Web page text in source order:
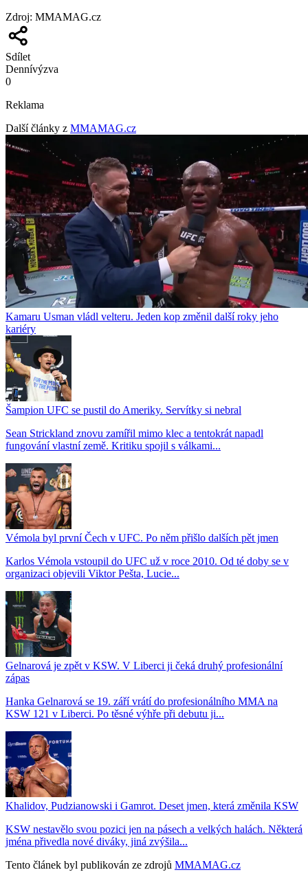
Zdroj: MMAMAG.cz
Sdílet
Dennívýzva
0
Reklama
Další články z MMAMAG.cz
Kamaru Usman vládl velteru. Jeden kop změnil další roky jeho
kariéry
Šampion UFC se pustil do Ameriky. Servítky si nebral
Sean Strickland znovu zamířil mimo klec a tentokrát napadl
fungování vlastní země. Kritiku spojil s válkami...
Vémola byl první Čech v UFC. Po něm přišlo dalších pět jmen
Karlos Vémola vstoupil do UFC už v roce 2010. Od té doby se v
organizaci objevili Viktor Pešta, Lucie...
Gelnarová je zpět v KSW. V Liberci ji čeká druhý profesionální
zápas
Hanka Gelnarová se 19. září vrátí do profesionálního MMA na
KSW 121 v Liberci. Po těsné výhře při debutu ji...
Khalidov, Pudzianowski i Gamrot. Deset jmen, která změnila KSW
KSW nestavělo svou pozici jen na pásech a velkých halách. Některá
jména přivedla nové diváky, jiná zvýšila...
Tento článek byl publikován ze zdrojů MMAMAG.cz